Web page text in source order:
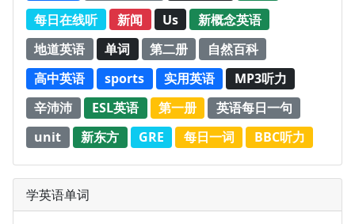
每日在线听
新闻 Us
新概念英语
地道英语
单词 第二册
自然百科
高中英语
sports 实用英语
MP3听力
辛沛沛
ESL英语 第一册
英语每日一句
unit
新东方 GRE 每日一词 BBC听力
学英语单词